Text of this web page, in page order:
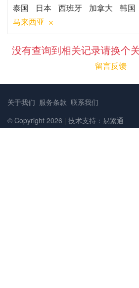
泰国
日本 西班牙 加拿大 韩国
马来西亚
没有查询到相关记录请换个
留言反馈
关于我们 服务条款 联系我们
© Copyright 2026 | 技术支持：易紧通